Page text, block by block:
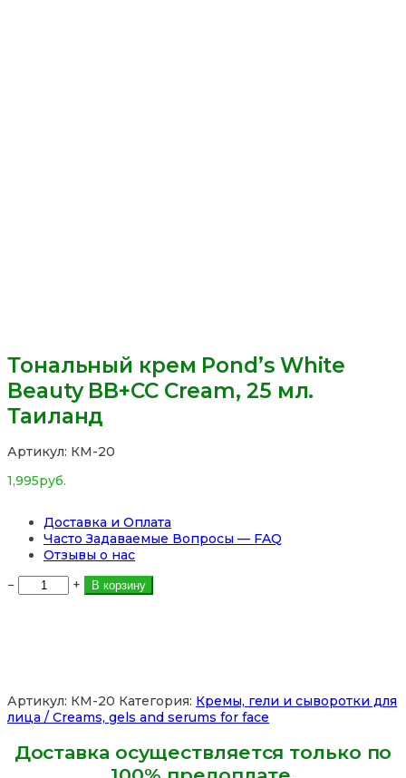
Тональный крем Pond’s White
Beauty BB+СС Cream, 25 мл.
Таиланд
Артикул: КМ-20
1,995руб.
Доставка и Оплата
Часто Задаваемые Вопросы — FAQ
Отзывы о нас
−
Количество
товара
BB+СС
Cream,
мл.
Таиланд
+ В корзину
Артикул: КМ-20 Категория: Кремы, гели и сыворотки для
лица / Creams, gels and serums for face
Доставка осуществляется только по